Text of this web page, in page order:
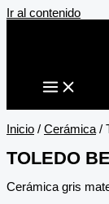
Ir al contenido
Inicio / Cerámica /
TOLEDO
Cerámica gris